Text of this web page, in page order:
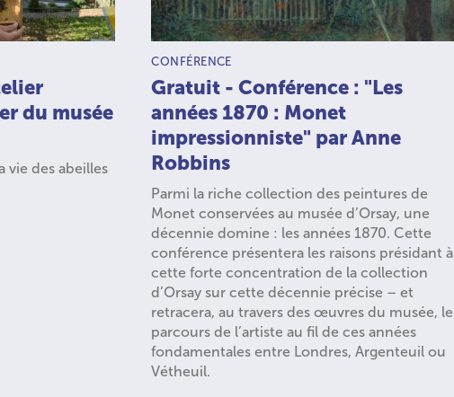
du musée
vie des abeilles
TYPE D’ACTIVITÉ :
CONFÉRENCE
Gratuit - Conférence : "Les
années 1870 : Monet
impressionniste" par Anne
Robbins
Parmi la riche collection des peintures de
Monet conservées au musée d’Orsay, une
décennie domine : les années 1870. Cette
conférence présentera les raisons présidant à
cette forte concentration de la collection
d’Orsay sur cette décennie précise – et
retracera, au travers des œuvres du musée, le
parcours de l’artiste au fil de ces années
fondamentales entre Londres, Argenteuil ou
Vétheuil.